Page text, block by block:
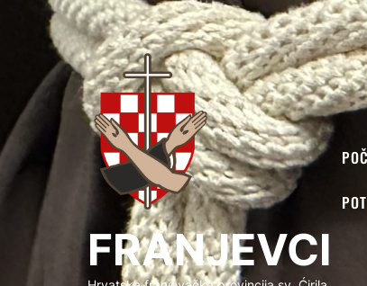
FRANJEVCI
FRANJEVCI